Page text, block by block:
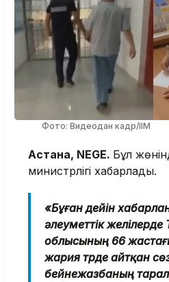
Фото: Видеодан кадр/ІІМ
Астана, NEGE. Бұл
министрлігі хабарлады.
«Бұған дейін
әлеуметтік желілерде
облысының 66
жария түрде айтқан
бейнежазбаның